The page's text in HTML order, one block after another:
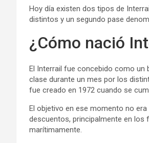
Hoy día existen dos tipos de
distintos y un segundo pase
¿Cómo nació
El Interrail fue concebido como un
clase durante un mes por los
fue creado en 1972 cuando se
El objetivo en ese momento no
descuentos, principalmente en
marítimamente.